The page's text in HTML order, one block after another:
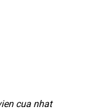
cua nhat